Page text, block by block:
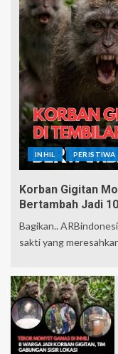
INHIL PERISTIWA
Korban Gigitan
Bertambah Jadi
Bagikan..
sakti yang